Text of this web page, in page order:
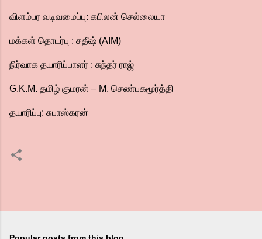
விளம்பர வடிவமைப்பு: கபிலன் செல்லையா
மக்கள் தொடர்பு : சதீஷ் (AIM)
நிர்வாக தயாரிப்பாளர் : சுந்தர் ராஜ்
G.K.M. தமிழ் குமரன் – M. செண்பகமூர்த்தி
தயாரிப்பு: சுபாஸ்கரன்